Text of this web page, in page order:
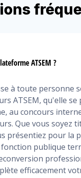
ATSEM ?
à toute personne
ATSEM, qu'elle se
au concours
Que vous soyez
présentiez pour la
fonction publique
efficacement